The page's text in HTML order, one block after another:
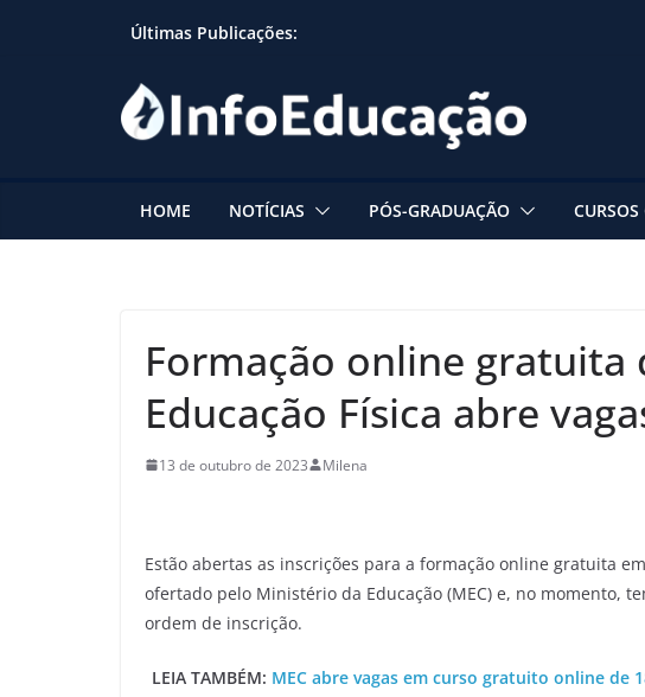
Últimas Publicações:
HOME NOTÍCIAS PÓS-GRADUAÇÃO CURSOS
Formação online gratuita
Educação Física abre
13 de outubro de 2023 Milena
Estão abertas as inscrições para a formação online gratuita
ofertado pelo Ministério da Educação (MEC) e, no momento,
ordem de inscrição.
LEIA TAMBÉM: MEC abre vagas em curso gratuito online